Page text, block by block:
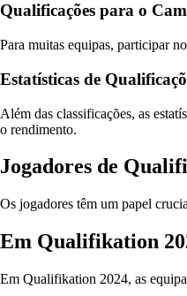
Qualificações para o
Para muitas equipas, participar
Estatísticas de
Além das classificações, as
o rendimento.
Jogadores de
Os jogadores têm um papel
Em Qualifikation
Em Qualifikation 2024, as